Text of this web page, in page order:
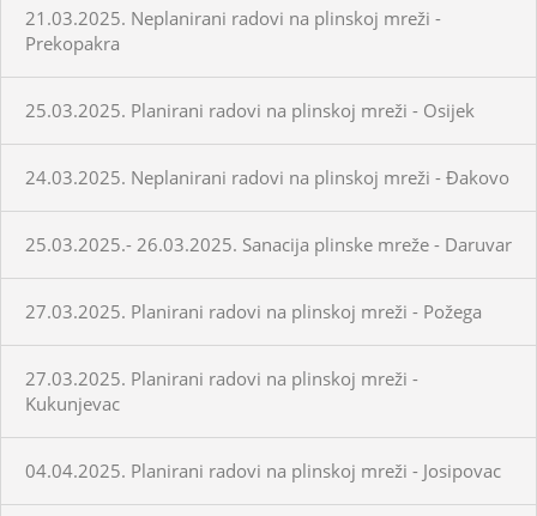
21.03.2025. Neplanirani radovi na plinskoj mreži -
Prekopakra
25.03.2025. Planirani radovi na plinskoj mreži - Osijek
24.03.2025. Neplanirani radovi na plinskoj mreži - Đakovo
25.03.2025.- 26.03.2025. Sanacija plinske mreže - Daruvar
27.03.2025. Planirani radovi na plinskoj mreži - Požega
27.03.2025. Planirani radovi na plinskoj mreži -
Kukunjevac
04.04.2025. Planirani radovi na plinskoj mreži - Josipovac